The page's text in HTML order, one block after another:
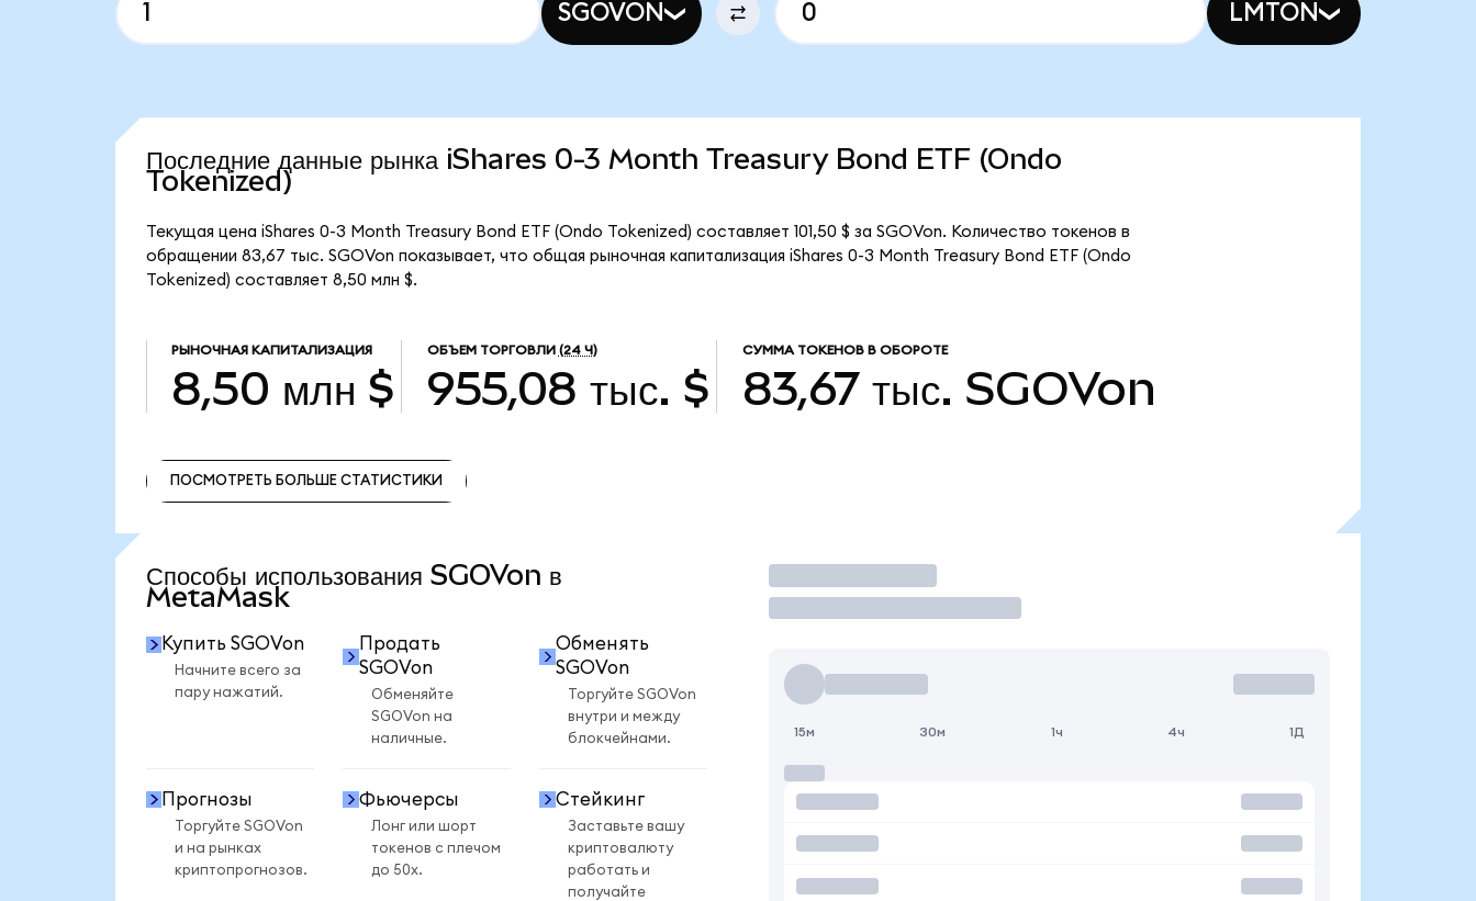
SGOVON LMTON
Последние данные рынка iShares 0-3 Month Treasury Bond ETF (Ondo
Tokenized)
Текущая цена iShares 0-3 Month Treasury Bond ETF (Ondo Tokenized) составляет 101,50 $ за SGOVon. Количество токенов в
обращении 83,67 тыс. SGOVon показывает, что общая рыночная капитализация iShares 0-3 Month Treasury Bond ETF (Ondo
Tokenized) составляет 8,50 млн $.
РЫНОЧНАЯ КАПИТАЛИЗАЦИЯ
8,50 млн $
ОБЪЕМ ТОРГОВЛИ (24 Ч)
955,08 тыс. $
СУММА ТОКЕНОВ В ОБОРОТЕ
83,67 тыс. SGOVon
ПОСМОТРЕТЬ БОЛЬШЕ СТАТИСТИКИ
Способы использования SGOVon в
MetaMask
Купить SGOVon
Начните всего за
пару нажатий.
Продать
SGOVon
Обменяйте
SGOVon на
наличные.
Обменять
SGOVon
Торгуйте SGOVon
внутри и между
блокчейнами.
Прогнозы
Торгуйте SGOVon
и на рынках
криптопрогнозов.
Фьючерсы
Лонг или шорт
токенов с плечом
до 50x.
Стейкинг
Заставьте вашу
криптовалюту
работать и
получайте
Торговать
15м 30м 1ч 4ч 1Д